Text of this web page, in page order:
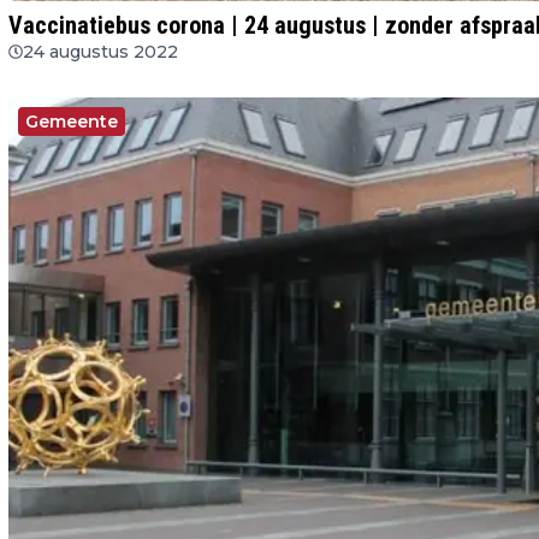
Vaccinatiebus corona | 24 augustus | zonder
24 augustus 2022
Gemeente